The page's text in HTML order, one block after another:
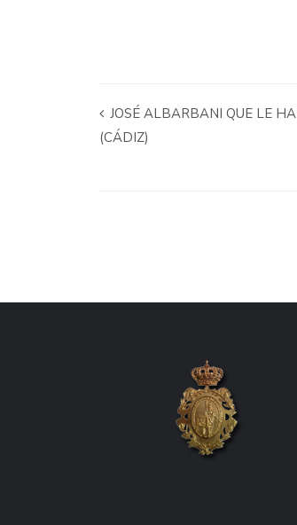
JOSÉ ALBARBANI QUE LE
(CÁDIZ)